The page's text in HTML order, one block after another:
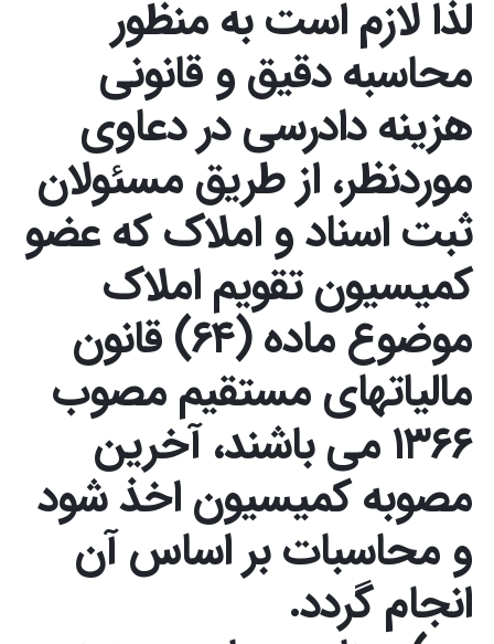
لذا لازم است به منظور
محاسبه دقیق و قانونی
هزینه دادرسی در دعاوی
موردنظر، از طریق مسئولان
ثبت اسناد و املاک که عضو
کمیسیون تقویم املاک
موضوع ماده (۶۴) قانون
مالیاتهای مستقیم مصوب
۱۳۶۶ می باشند، آخرین
مصوبه کمیسیون اخذ شود
و محاسبات بر اساس آن
انجام گردد.